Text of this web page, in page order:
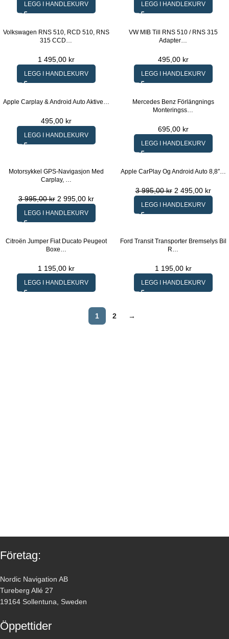
LEGG I HANDLEKURV LEGG I HANDLEKURV
Volkswagen RNS 510, RCD 510, RNS
315 CCD…
1 495,00 kr
LEGG I HANDLEKURV
VW MIB Till RNS 510 / RNS 315
Adapter…
495,00 kr
LEGG I HANDLEKURV
Apple Carplay & Android Auto Aktive…
495,00 kr
LEGG I HANDLEKURV
Mercedes Benz Förlängnings
Monteringss…
695,00 kr
LEGG I HANDLEKURV
Motorsykkel GPS-Navigasjon Med
Carplay, …
3 995,00kr 2 995,00 kr
LEGG I HANDLEKURV
Apple CarPlay Og Android Auto 8,8″…
3 995,00kr 2 495,00 kr
LEGG I HANDLEKURV
Citroën Jumper Fiat Ducato Peugeot
Boxe…
1 195,00 kr
LEGG I HANDLEKURV
Ford Transit Transporter Bremselys Bil
R…
1 195,00 kr
LEGG I HANDLEKURV
1 2 →
Företag:
Nordic Navigation AB
Tureberg Allé 27
19164 Sollentuna, Sweden
Öppettider